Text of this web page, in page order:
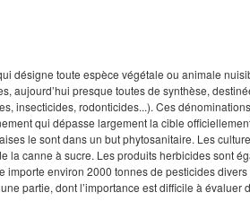
désigne toute espèce végétale ou animale
aujourd’hui presque toutes de synthèse,
insecticides, rodonticides...). Ces
qui dépasse largement la cible
le sont dans un but phytosanitaire. Les
la canne à sucre. Les produits herbicides sont
environ 2000 tonnes de pesticides
partie, dont l’importance est difficile à évaluer